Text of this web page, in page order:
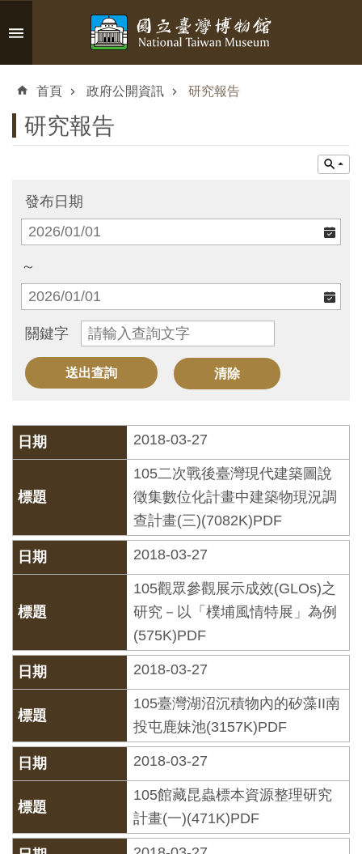
跳到主要內容區塊
搜
尋
認
識
臺
博
參
觀
資
訊
展
覽
訊
教
育
活
動
出
文
創
藏
研
首頁 政府公開資訊 研究報告
研究報告
發布日期
～
關鍵字
2018-03-27
105二次戰後臺灣現代建築圖說
徵集數位化計畫中建築物現況調
查計畫(三)(7082K)PDF
2018-03-27
105觀眾參觀展示成效(GLOs)之
研究－以「樸埔風情特展」為例
(575K)PDF
2018-03-27
105臺灣湖沼沉積物內的矽藻II南
投屯鹿妹池(3157K)PDF
2018-03-27
105館藏昆蟲標本資源整理研究
計畫(一)(471K)PDF